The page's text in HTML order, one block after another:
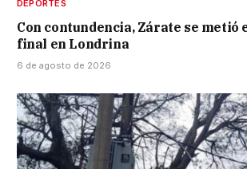
DEPORTES
Con contundencia, Zárate se metió
final en Londrina
6 de agosto de 2026